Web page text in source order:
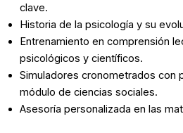
clave.
Historia de la psicología y su
Entrenamiento en comprensión
psicológicos y científicos.
Simuladores cronometrados con
módulo de ciencias sociales.
Asesoría personalizada en las